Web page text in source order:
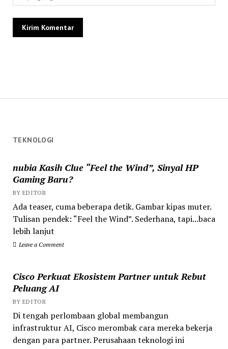
TEKNOLOGI
nubia Kasih Clue “Feel the Wind”, Sinyal HP
Gaming Baru?
BY EDITOR
Ada teaser, cuma beberapa detik. Gambar kipas muter.
Tulisan pendek: “Feel the Wind”. Sederhana, tapi...baca
lebih lanjut
Leave a Comment
Cisco Perkuat Ekosistem Partner untuk Rebut
Peluang AI
BY EDITOR
Di tengah perlombaan global membangun
infrastruktur AI, Cisco merombak cara mereka bekerja
dengan para partner. Perusahaan teknologi ini